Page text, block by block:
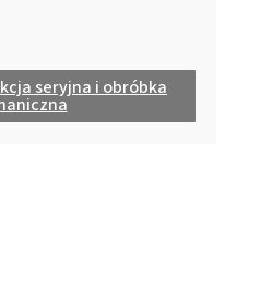
seryjna i obróbka